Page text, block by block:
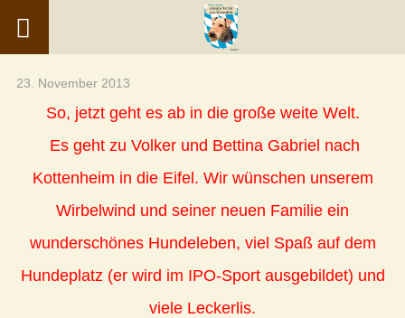
23. November 2013
So, jetzt geht es ab in die große weite Welt.
Es geht zu Volker und Bettina Gabriel nach
Kottenheim in die Eifel. Wir wünschen unserem
Wirbelwind und seiner neuen Familie ein
wunderschönes Hundeleben, viel Spaß auf dem
Hundeplatz (er wird im IPO-Sport ausgebildet) und
viele Leckerlis.